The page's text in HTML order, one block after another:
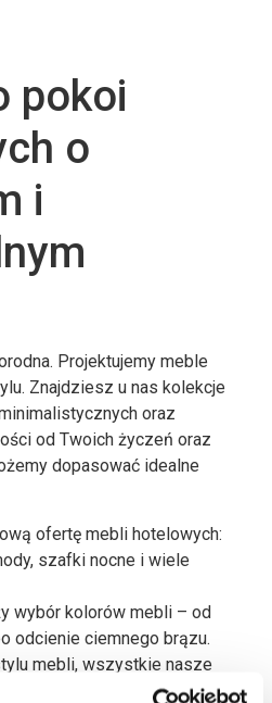
pokoi
o
i
Projektujemy meble
Znajdziesz u nas kolekcje
oraz
od Twoich życzeń oraz
dopasować idealne
ofertę mebli hotelowych:
szafki nocne i wiele
wybór kolorów mebli – od
odcienie ciemnego brązu.
mebli, wszystkie nasze